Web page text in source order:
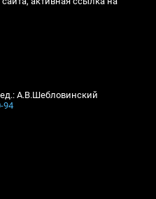
А.В.Шебловинский
94